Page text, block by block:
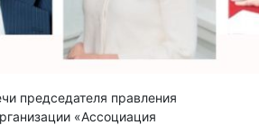
председателя правления
«Ассоциация